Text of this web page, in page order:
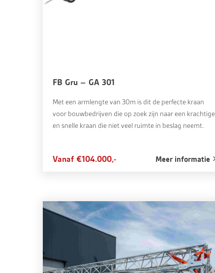
FB Gru – GA 301
Met een armlengte van 30m is dit de perfecte kraan
voor bouwbedrijven die op zoek zijn naar een krachtige
en snelle kraan die niet veel ruimte in beslag neemt.
Vanaf €104.000,- Meer informatie